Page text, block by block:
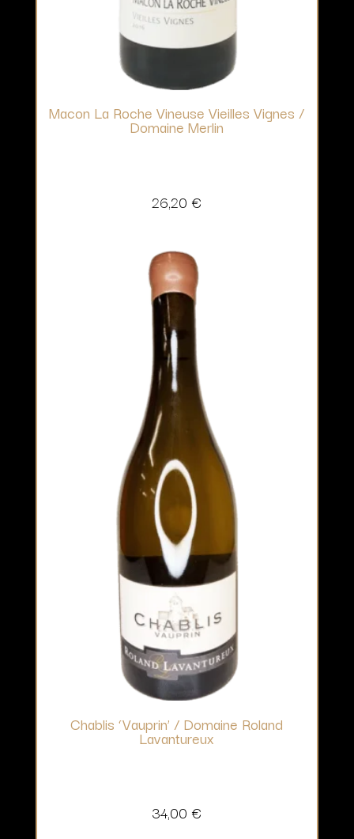
Macon La Roche Vineuse Vieilles Vignes /
Domaine Merlin
26,20 €
Chablis ‘Vauprin’ / Domaine Roland
Lavantureux
34,00 €